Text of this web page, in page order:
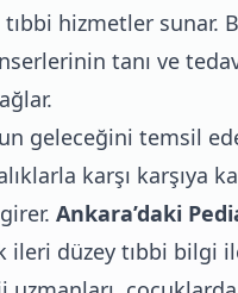
hizmetler sunar.
tanı ve
geleceğini temsil
karşı karşıya
Ankara’daki
düzey tıbbi bilgi